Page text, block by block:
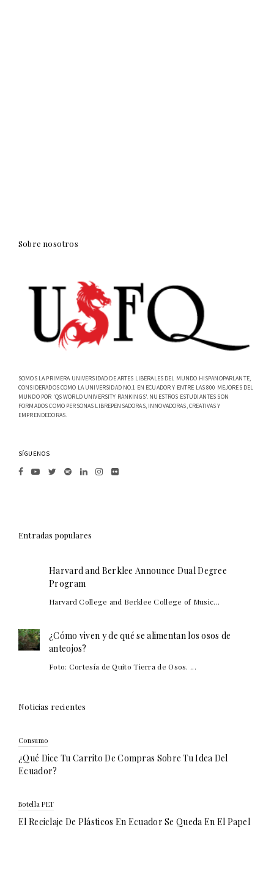
Sobre nosotros
SOMOS LA PRIMERA UNIVERSIDAD DE ARTES LIBERALES DEL MUNDO HISPANOPARLANTE,
CONSIDERADOS COMO LA UNIVERSIDAD NO.1 EN ECUADOR Y ENTRE LAS 800 MEJORES DEL
MUNDO POR 'QS WORLD UNIVERSITY RANKINGS'. NUESTROS ESTUDIANTES SON
FORMADOS COMO PERSONAS LIBREPENSADORAS, INNOVADORAS, CREATIVAS Y
EMPRENDEDORAS.
SÍGUENOS
Entradas populares
Harvard and Berklee Announce Dual Degree
Program
Harvard College and Berklee College of Music...
¿Cómo viven y de qué se alimentan los osos de
anteojos?
Foto: Cortesía de Quito Tierra de Osos. ...
Noticias recientes
Consumo
¿Qué Dice Tu Carrito De Compras Sobre Tu Idea Del
Ecuador?
Botella PET
El Reciclaje De Plásticos En Ecuador Se Queda En El Papel